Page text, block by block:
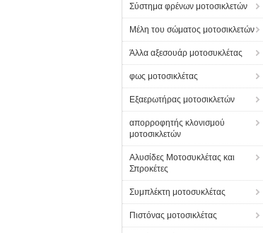
Σύστημα φρένων μοτοσικλετών
Μέλη του σώματος μοτοσικλετών
Άλλα αξεσουάρ μοτοσυκλέτας
φως μοτοσικλέτας
Εξαερωτήρας μοτοσικλετών
απορροφητής κλονισμού
μοτοσικλετών
Αλυσίδες Μοτοσυκλέτας και
Σπροκέτες
Συμπλέκτη μοτοσυκλέτας
Πιστόνας μοτοσικλέτας